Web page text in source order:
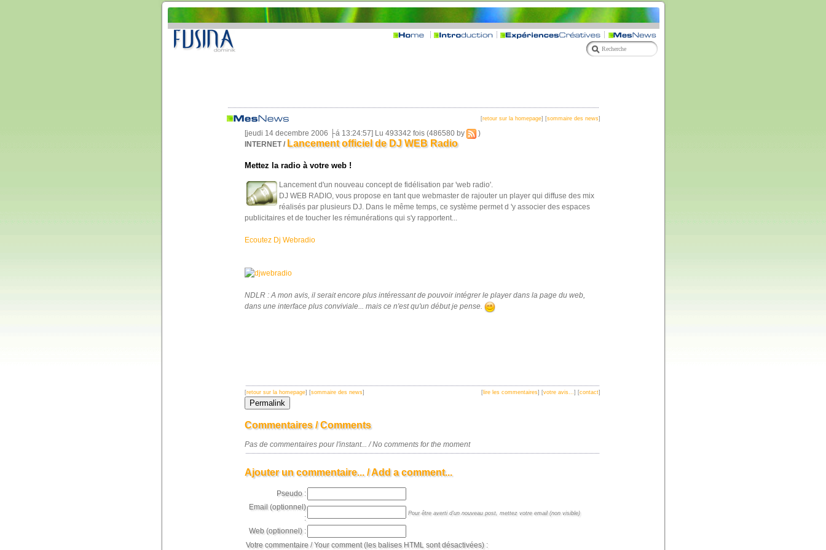
[retour sur la homepage] [sommaire des news]
[jeudi 14 decembre 2006 ├á 13:24:57] Lu 493342 fois (486580 by
)
INTERNET / Lancement officiel de DJ WEB Radio
Mettez la radio à votre web !
Lancement d'un nouveau concept de fidélisation par 'web radio'.
DJ WEB RADIO, vous propose en tant que webmaster de rajouter un player qui diffuse des mix
réalisés par plusieurs DJ. Dans le même temps, ce système permet d 'y associer des espaces
publicitaires et de toucher les rémunérations qui s'y rapportent...
Ecoutez Dj Webradio
NDLR : A mon avis, il serait encore plus intéressant de pouvoir intégrer le player dans la page du web,
dans une interface plus conviviale... mais ce n'est qu'un début je pense.
[retour sur la homepage] [sommaire des news] [lire les commentaires] [votre avis...] [contact]
Commentaires / Comments
Pas de commentaires pour l'instant... / No comments for the moment
Ajouter un commentaire... / Add a comment...
Pseudo :
Email (optionnel)
:
Pour être averti d'un nouveau post, mettez votre email (non visible)
Web (optionnel) :
Votre commentaire / Your comment (les balises HTML sont désactivées) :